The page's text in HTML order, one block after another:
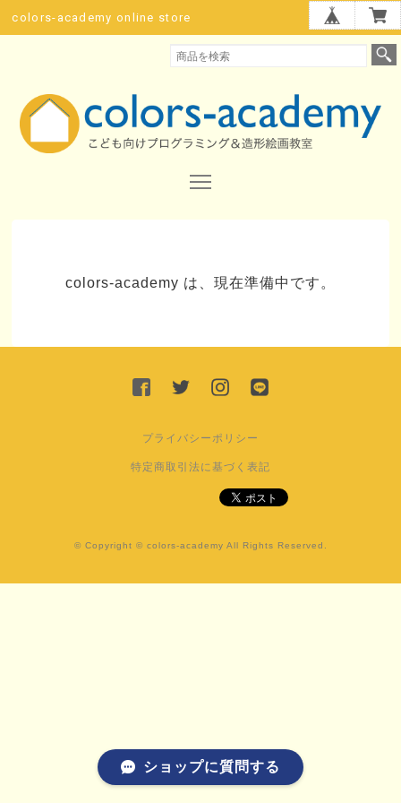
colors-academy online store
colors-academy は、現在準備中です。
プライバシーポリシー
特定商取引法に基づく表記
© Copyright © colors-academy All Rights Reserved.
ショップに質問する